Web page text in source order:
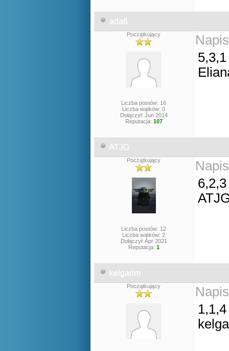
ada6
Początkujący
Liczba postów: 16
Liczba wątków: 0
Dołączył: Jun 2014
Reputacja: 107
5,3,1
ATJG
Początkujący
Liczba postów: 12
Liczba wątków: 2
Dołączył: Apr 2021
Reputacja: 1
6,2,3
kelgarim
Początkujący
1,1,4